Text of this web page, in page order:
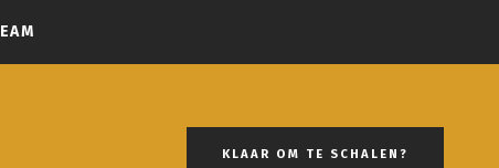
KLAAR OM TE SCHALEN?